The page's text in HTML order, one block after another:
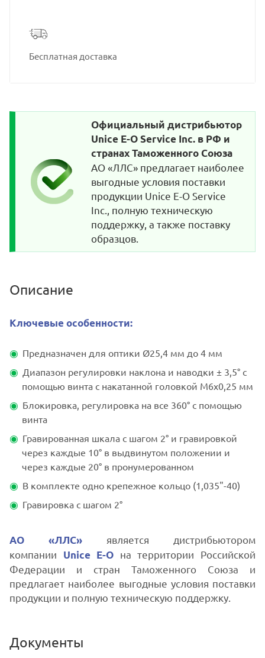
Бесплатная доставка
Официальный дистрибьютор
Unice E-O Service Inc. в РФ и
странах Таможенного Союза
АО «ЛЛС» предлагает наиболее
выгодные условия поставки
продукции Unice E-O Service
Inc., полную техническую
поддержку, а также поставку
образцов.
Описание
Ключевые особенности:
Предназначен для оптики Ø25,4 мм до 4 мм
Диапазон регулировки наклона и наводки ± 3,5° с
помощью винта с накатанной головкой M6x0,25 мм
Блокировка, регулировка на все 360° с помощью
винта
Гравированная шкала с шагом 2° и гравировкой
через каждые 10° в выдвинутом положении и
через каждые 20° в пронумерованном
В комплекте одно крепежное кольцо (1,035"-40)
Гравировка с шагом 2°
АО «ЛЛС» является дистрибьютором
компании Unice E-O на территории Российской
Федерации и стран Таможенного Союза и
предлагает наиболее выгодные условия поставки
продукции и полную техническую поддержку.
Документы